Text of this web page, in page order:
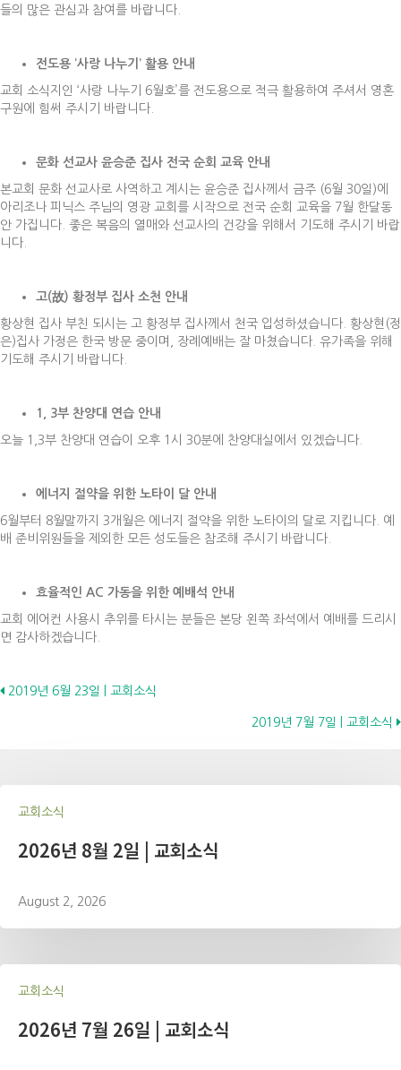
들의 많은 관심과 참여를 바랍니다.
전도용 ‘사랑 나누기 ’ 활용 안내
교회 소식지인 ‘사랑 나누기 6월호’를 전도용으로 적극 활용하여 주셔서 영혼
구원에 힘써 주시기 바랍니다.
문화 선교사 윤승준 집사 전국 순회 교육 안내
본교회 문화 선교사로 사역하고 계시는 윤승준 집사께서 금주 (6월 30일)에
아리조나 피닉스 주님의 영광 교회를 시작으로 전국 순회 교육을 7월 한달동
안 가집니다. 좋은 복음의 열매와 선교사의 건강을 위해서 기도해 주시기 바랍
니다.
고(故) 황정부 집사 소천 안내
황상현 집사 부친 되시는 고 황정부 집사께서 천국 입성하셨습니다. 황상현(정
은)집사 가정은 한국 방문 중이며, 장례예배는 잘 마쳤습니다. 유가족을 위해
기도해 주시기 바랍니다.
1, 3부 찬양대 연습 안내
오늘 1,3부 찬양대 연습이 오후 1시 30분에 찬양대실에서 있겠습니다.
에너지 절약을 위한 노타이 달 안내
6월부터 8월말까지 3개월은 에너지 절약을 위한 노타이의 달로 지킵니다. 예
배 준비위원들을 제외한 모든 성도들은 참조해 주시기 바랍니다.
효율적인 AC 가동을 위한 예배석 안내
교회 에어컨 사용시 추위를 타시는 분들은 본당 왼쪽 좌석에서 예배를 드리시
면 감사하겠습니다.
Posts
2019년 6월 23일 | 교회소식
2019년 7월 7일 | 교회소식
교회소식
2026년 8월 2일 | 교회소식
August 2, 2026
교회소식
2026년 7월 26일 | 교회소식